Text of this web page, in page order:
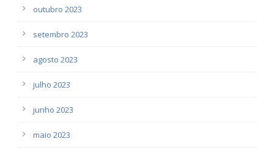
outubro 2023
setembro 2023
agosto 2023
julho 2023
junho 2023
maio 2023